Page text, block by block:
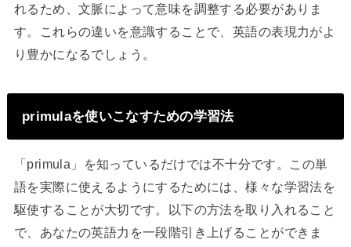
れるため、文脈によって意味を調整する必要がありま
す。これらの違いを意識することで、英語の表現力がよ
り豊かになるでしょう。
primulaを使いこなすための学習法
「primula」を知っているだけでは不十分です。この単
語を実際に使えるようにするためには、様々な学習法を
駆使することが大切です。以下の方法を取り入れること
で、あなたの英語力を一段階引き上げることができま